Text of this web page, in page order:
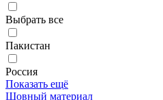
Выбрать все
Пакистан
Россия
Показать ещё
Шовный материал